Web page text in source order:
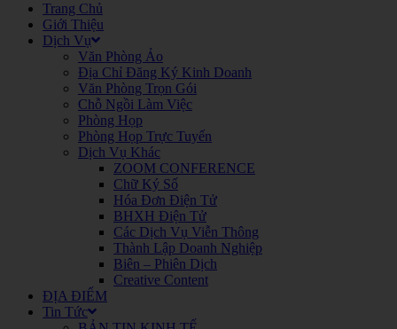
Trang Chủ
Giới Thiệu
Dịch Vụ
Văn Phòng Ảo
Địa Chỉ Đăng Ký Kinh Doanh
Văn Phòng Trọn Gói
Chỗ Ngồi Làm Việc
Phòng Họp
Phòng Họp Trực Tuyến
Dịch Vụ Khác
ZOOM CONFERENCE
Chữ Ký Số
Hóa Đơn Điện Tử
BHXH Điện Tử
Các Dịch Vụ Viễn Thông
Thành Lập Doanh Nghiệp
Biên – Phiên Dịch
Creative Content
ĐỊA ĐIỂM
Tin Tức